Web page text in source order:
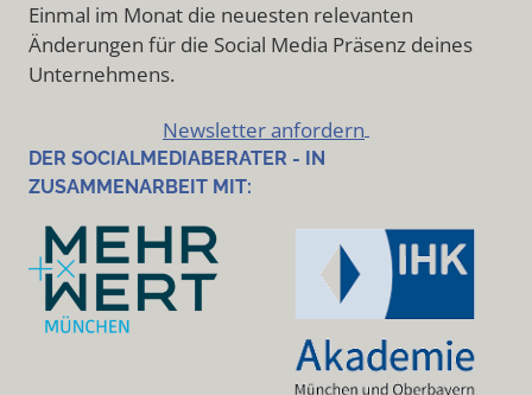
Einmal im Monat die neuesten relevanten
Änderungen für die Social Media Präsenz deines
Unternehmens.
Newsletter anfordern
DER SOCIALMEDIABERATER - IN
ZUSAMMENARBEIT MIT: